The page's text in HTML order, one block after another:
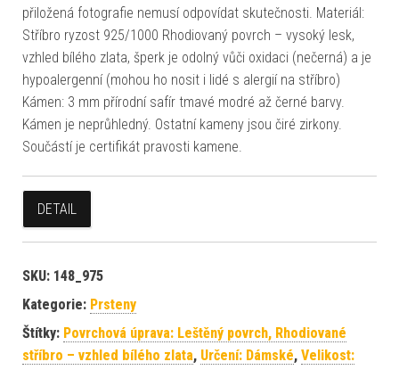
přiložená fotografie nemusí odpovídat skutečnosti. Materiál:
Stříbro ryzost 925/1000 Rhodiovaný povrch – vysoký lesk,
vzhled bílého zlata, šperk je odolný vůči oxidaci (nečerná) a je
hypoalergenní (mohou ho nosit i lidé s alergií na stříbro)
Kámen: 3 mm přírodní safír tmavé modré až černé barvy.
Kámen je neprůhledný. Ostatní kameny jsou čiré zirkony.
Součástí je certifikát pravosti kamene.
DETAIL
SKU: 148_975
Kategorie: Prsteny
Štítky: Povrchová úprava: Leštěný povrch, Rhodiované
stříbro – vzhled bílého zlata, Určení: Dámské, Velikost: